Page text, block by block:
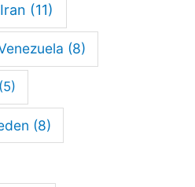
Z
i
e
l
(11)
(8)
(5)
(8)